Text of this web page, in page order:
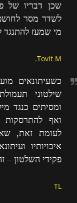
שכן דבריו של
לשדר מסר
מי שמעז
Tovit M.
כשעיתונאים
שילטוני
ומסיתים כנגד
ואף
לעומת זאת,
איכויותיו
פקידי השלטון –
TL